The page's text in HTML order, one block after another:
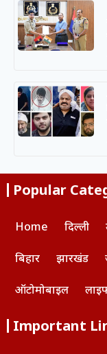
Popular
Home दिल्ली
बिहार झारखंड
ऑटोमोबाइल
Important